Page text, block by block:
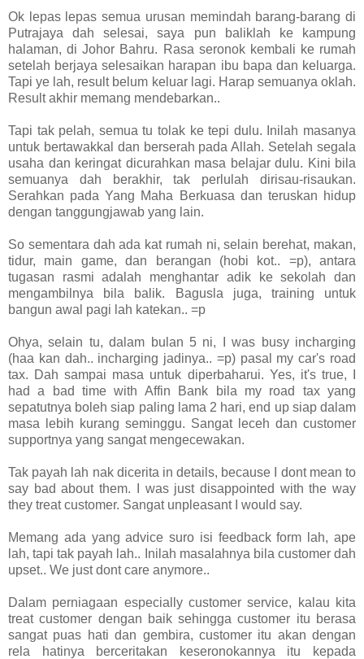
Ok lepas lepas semua urusan memindah barang-barang di
Putrajaya dah selesai, saya pun baliklah ke kampung
halaman, di Johor Bahru. Rasa seronok kembali ke rumah
setelah berjaya selesaikan harapan ibu bapa dan keluarga.
Tapi ye lah, result belum keluar lagi. Harap semuanya oklah.
Result akhir memang mendebarkan..
Tapi tak pelah, semua tu tolak ke tepi dulu. Inilah masanya
untuk bertawakkal dan berserah pada Allah. Setelah segala
usaha dan keringat dicurahkan masa belajar dulu. Kini bila
semuanya dah berakhir, tak perlulah dirisau-risaukan.
Serahkan pada Yang Maha Berkuasa dan teruskan hidup
dengan tanggungjawab yang lain.
So sementara dah ada kat rumah ni, selain berehat, makan,
tidur, main game, dan berangan (hobi kot.. =p), antara
tugasan rasmi adalah menghantar adik ke sekolah dan
mengambilnya bila balik. Bagusla juga, training untuk
bangun awal pagi lah katekan.. =p
Ohya, selain tu, dalam bulan 5 ni, I was busy incharging
(haa kan dah.. incharging jadinya.. =p) pasal my car's road
tax. Dah sampai masa untuk diperbaharui. Yes, it's true, I
had a bad time with Affin Bank bila my road tax yang
sepatutnya boleh siap paling lama 2 hari, end up siap dalam
masa lebih kurang seminggu. Sangat leceh dan customer
supportnya yang sangat mengecewakan.
Tak payah lah nak dicerita in details, because I dont mean to
say bad about them. I was just disappointed with the way
they treat customer. Sangat unpleasant I would say.
Memang ada yang advice suro isi feedback form lah, ape
lah, tapi tak payah lah.. Inilah masalahnya bila customer dah
upset.. We just dont care anymore..
Dalam perniagaan especially customer service, kalau kita
treat customer dengan baik sehingga customer itu berasa
sangat puas hati dan gembira, customer itu akan dengan
rela hatinya berceritakan keseronokannya itu kepada